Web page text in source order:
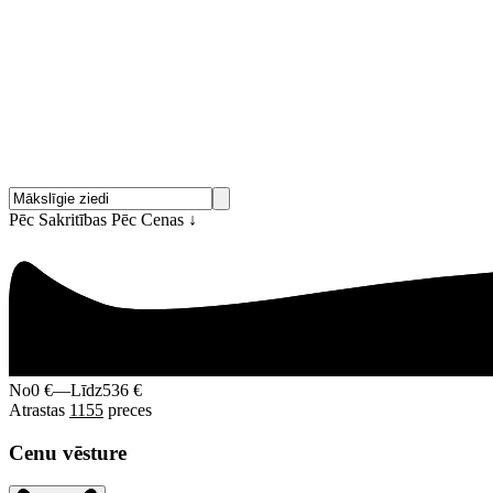
Pēc Sakritības Pēc Cenas ↓
No0 €—Līdz536 €
Atrastas 1155 preces
Cenu vēsture